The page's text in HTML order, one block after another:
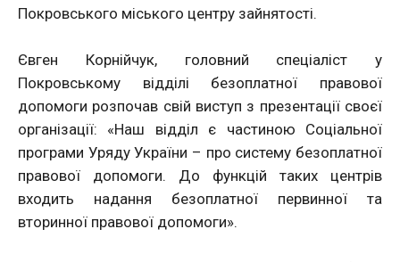
Покровського міського центру зайнятості.
Євген Корнійчук, головний спеціаліст у
Покровському відділі безоплатної правової
допомоги розпочав свій виступ з презентації своєї
організації: «Наш відділ є частиною Соціальної
програми Уряду України – про систему безоплатної
правової допомоги. До функцій таких центрів
входить надання безоплатної первинної та
вторинної правової допомоги».